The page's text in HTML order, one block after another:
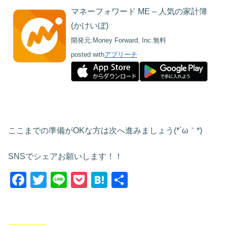
マネーフォワード ME – 人気の家計簿
(かけいぼ)
開発元: Money Forward, Inc.無料
posted withアプリーチ
ここまでの準備がOKな方は次へ進みましょう(*´ω｀*)
SNSでシェアお願いします！！
F
T
Li
P
H